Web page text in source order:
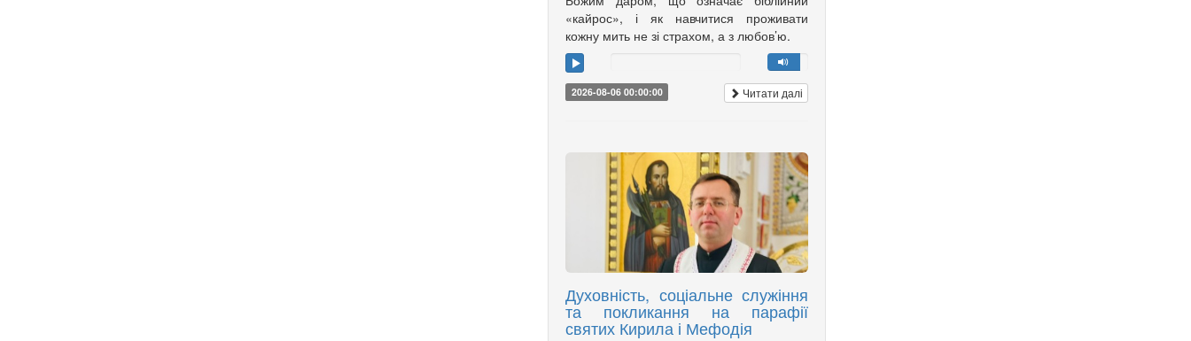
«кайрос», і як навчитися проживати
кожну мить не зі страхом, а з любов’ю.
2026-08-06 00:00:00 Читати далі
Духовність, соціальне служіння
та покликання на парафії
святих Кирила і Мефодія